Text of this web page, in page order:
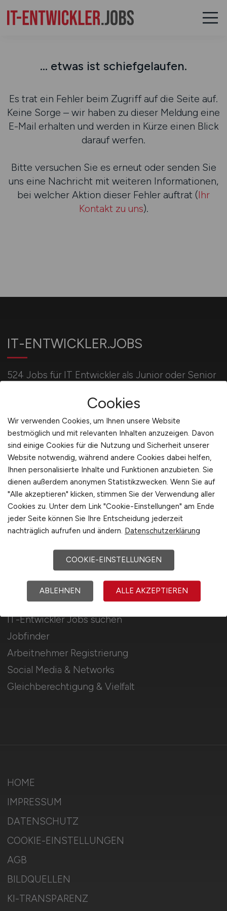
... etwas ist schiefgelaufen.
Es trat ein Fehler beim Zugriff auf die Seite auf.
Keine Sorge – wir haben zu dieser Meldung eine
E-Mail erhalten und werden in Kürze einen Blick
darauf werfen.
Bitte versuchen Sie es erneut oder senden Sie
uns eine Nachricht mit weiteren Informationen,
bei welcher Aktion dieser Fehler auftrat (Ihr
Kontakt zu uns).
IT-ENTWICKLER.JOBS
524 Jobs für IT Entwickler als Junior oder Senior
Intelligence oder IT Security.
Für Arbeitnehmer
IT-Entwickler Jobs suchen
Jobfinder
Arbeitnehmer Registrierung
Social Media & Networks
Gleichberechtigung & Vielfalt
Für Arbeitgeber
Stellenanzeigen schalten
Mediadaten & Konditionen
Arbeitgeber Seite
Arbeitgeber Kontakt
HOME
IMPRESSUM
DATENSCHUTZ
COOKIE-EINSTELLUNGEN
AGB
BILDQUELLEN
KI-TRANSPARENZ
Cookies
Wir verwenden Cookies, um Ihnen unsere Website
bestmöglich und mit relevanten Inhalten anzuzeigen. Davon
sind einige Cookies für die Nutzung und Sicherheit unserer
Website notwendig, während andere Cookies dabei helfen,
Ihnen personalisierte Inhalte und Funktionen anzubieten. Sie
dienen außerdem anonymen Statistikzwecken. Wenn Sie auf
"Alle akzeptieren" klicken, stimmen Sie der Verwendung aller
Cookies zu. Unter dem Link "Cookie-Einstellungen" am Ende
jeder Seite können Sie Ihre Entscheidung jederzeit
nachträglich aufrufen und ändern. Datenschutzerklärung
COOKIE-EINSTELLUNGEN
ABLEHNEN ALLE AKZEPTIEREN